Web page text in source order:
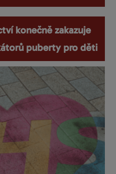
konečně zakazuje
puberty pro děti